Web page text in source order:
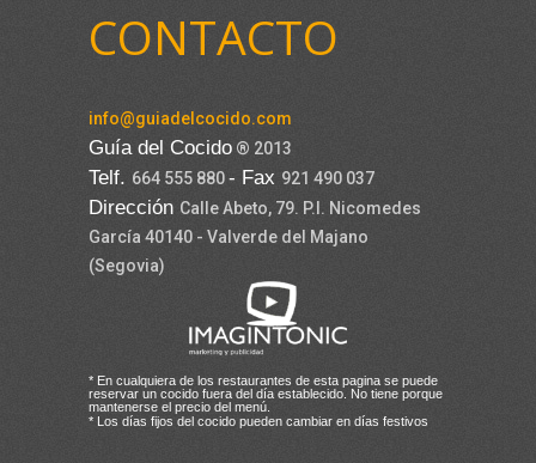
CONTACTO
info@guiadelcocido.com
Guía del Cocido ® 2013
Telf. 664 555 880- Fax 921 490 037
Dirección Calle Abeto, 79. P.I. Nicomedes
García 40140 - Valverde del Majano
(Segovia)
* En cualquiera de los restaurantes de esta pagina se puede
reservar un cocido fuera del día establecido. No tiene porque
mantenerse el precio del menú.
* Los días fijos del cocido pueden cambiar en días festivos